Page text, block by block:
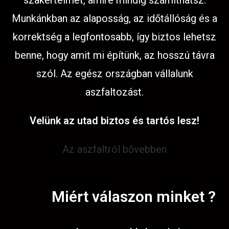
Munkánkban az alaposság, az időtállóság és a
korrektség a legfontosabb, így biztos lehetsz
benne, hogy amit mi építünk, az hosszú távra
szól. Az egész országban vállalunk
aszfaltozást.
Velünk az utad biztos és tartós lesz!
Az aszfaltról bővebben
Miért válaszon minket ?